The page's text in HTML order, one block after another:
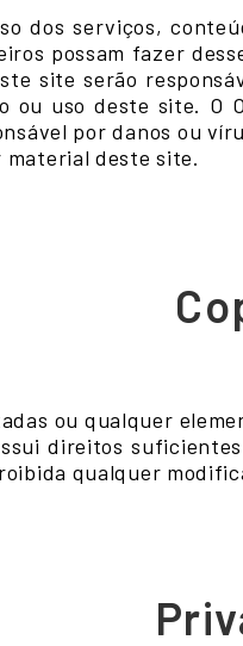
dos serviços,
possam fazer
site serão
ou uso deste site.
por danos ou
material deste site.
ou qualquer
direitos
qualquer